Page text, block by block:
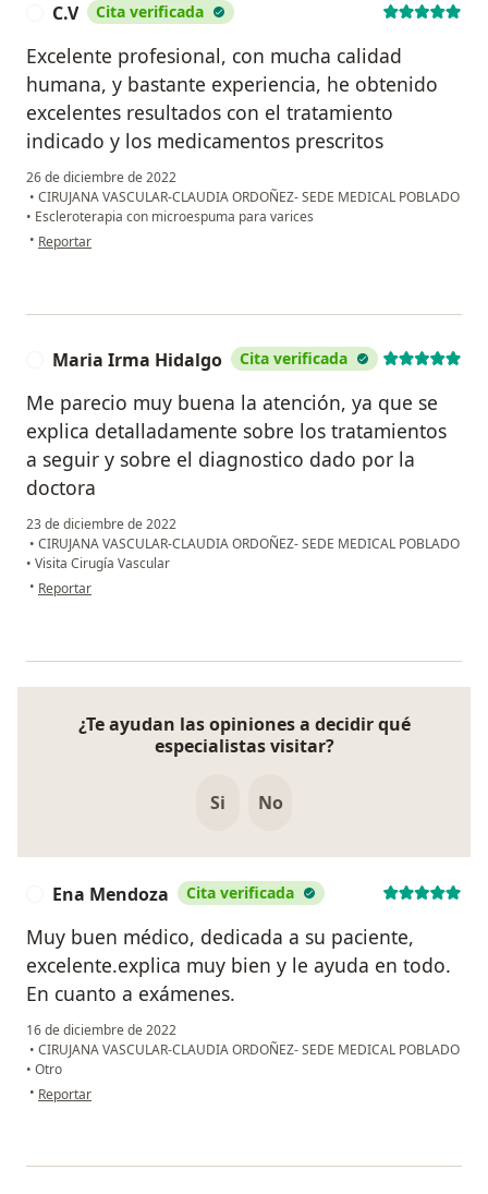
C.V Cita verificada
Excelente profesional, con mucha calidad
humana, y bastante experiencia, he obtenido
excelentes resultados con el tratamiento
indicado y los medicamentos prescritos
26 de diciembre de 2022
• CIRUJANA VASCULAR-CLAUDIA ORDOÑEZ- SEDE MEDICAL POBLADO
• Escleroterapia con microespuma para varices
• en opinión del usuario C.V
Reportar
Maria Irma Hidalgo Cita verificada
Me parecio muy buena la atención, ya que se
explica detalladamente sobre los tratamientos
a seguir y sobre el diagnostico dado por la
doctora
23 de diciembre de 2022
• CIRUJANA VASCULAR-CLAUDIA ORDOÑEZ- SEDE MEDICAL POBLADO
• Visita Cirugía Vascular
• en opinión del usuario Maria Irma Hidalgo
Reportar
¿Te ayudan las opiniones a decidir qué
especialistas visitar?
Si No
Ena Mendoza Cita verificada
Muy buen médico, dedicada a su paciente,
excelente.explica muy bien y le ayuda en todo.
En cuanto a exámenes.
16 de diciembre de 2022
• CIRUJANA VASCULAR-CLAUDIA ORDOÑEZ- SEDE MEDICAL POBLADO
• Otro
• en opinión del usuario Ena Mendoza
Reportar